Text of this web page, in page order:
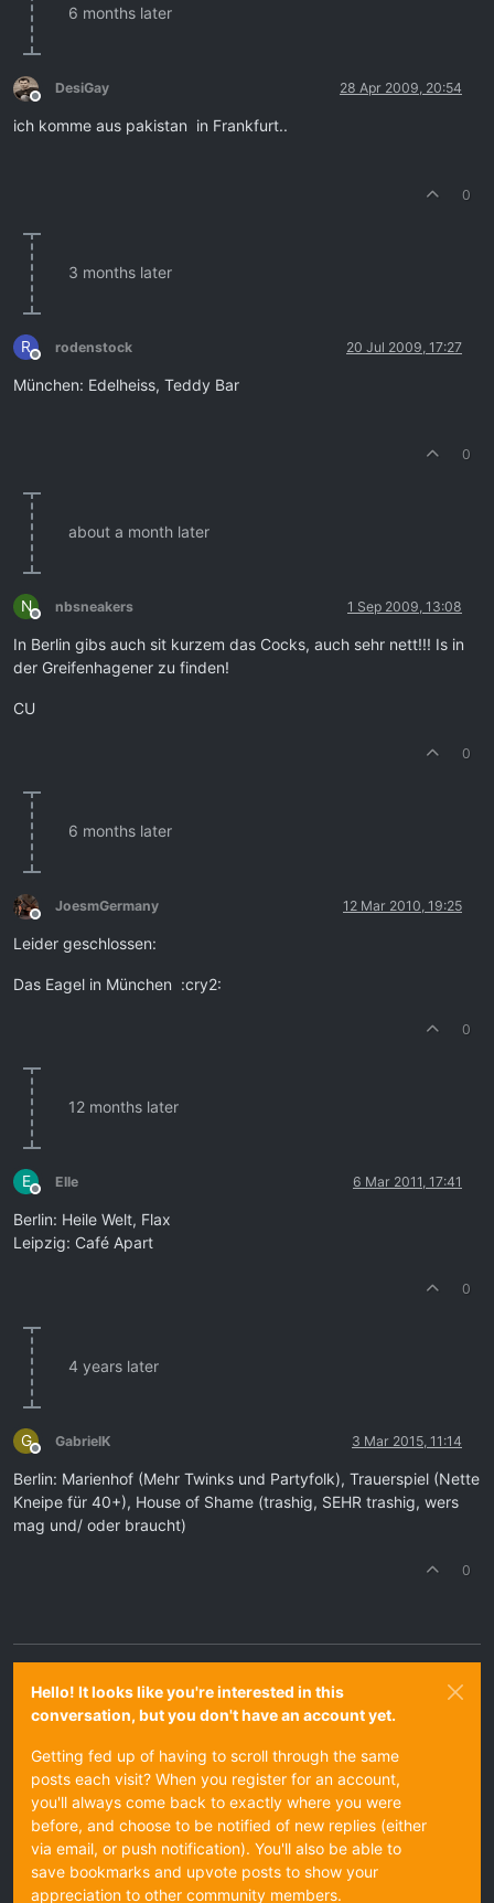
6 months later
Offline
DesiGay 28 Apr 2009, 20:54
ich komme aus pakistan in Frankfurt..
0
3 months later
R
Offline
rodenstock 20 Jul 2009, 17:27
München: Edelheiss, Teddy Bar
0
about a month later
N
Offline
nbsneakers 1 Sep 2009, 13:08
In Berlin gibs auch sit kurzem das Cocks, auch sehr nett!!! Is in
der Greifenhagener zu finden!
CU
0
6 months later
Offline
JoesmGermany 12 Mar 2010, 19:25
Leider geschlossen:
Das Eagel in München :cry2:
0
12 months later
E
Offline
Elle 6 Mar 2011, 17:41
Berlin: Heile Welt, Flax
Leipzig: Café Apart
0
4 years later
G
Offline
GabrielK 3 Mar 2015, 11:14
Berlin: Marienhof (Mehr Twinks und Partyfolk), Trauerspiel (Nette
Kneipe für 40+), House of Shame (trashig, SEHR trashig, wers
mag und/ oder braucht)
0
Hello! It looks like you're interested in this
conversation, but you don't have an account yet.
Getting fed up of having to scroll through the same
posts each visit? When you register for an account,
you'll always come back to exactly where you were
before, and choose to be notified of new replies (either
via email, or push notification). You'll also be able to
save bookmarks and upvote posts to show your
appreciation to other community members.